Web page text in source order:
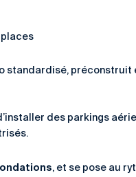
places
standardisé, préconstruit
des parkings
, et se pose au